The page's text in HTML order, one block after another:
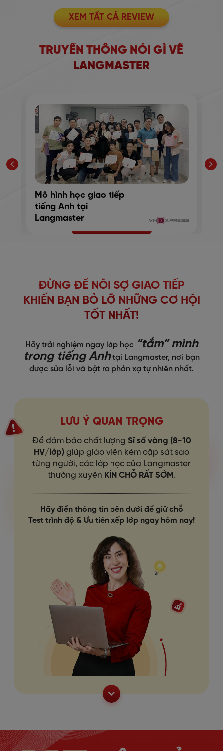
XEM TẤT CẢ REVIEW
TRUYỀN THÔNG NÓI GÌ VỀ
LANGMASTER
Mô hình học giao tiếp
tiếng Anh tại
Langmaster
ĐỪNG ĐỂ NỖI SỢ GIAO TIẾP
KHIẾN BẠN BỎ LỠ NHỮNG CƠ HỘI
TỐT NHẤT!
Hãy trải nghiệm ngay lớp học “tắm” mình
trong tiếng Anhtại Langmaster, nơi bạn
được sửa lỗi và bật ra phản xạ tự nhiên nhất.
LƯU Ý QUAN TRỌNG
Để đảm bảo chất lượng Sĩ số vàng (8-10
HV/lớp) giúp giáo viên kèm cặp sát sao
từng người, các lớp học của Langmaster
thường xuyên KÍN CHỖ RẤT SỚM .
Hãy điền thông tin bên dưới để giữ chỗ
Test trình độ & Ưu tiên xếp lớp ngay hôm nay!